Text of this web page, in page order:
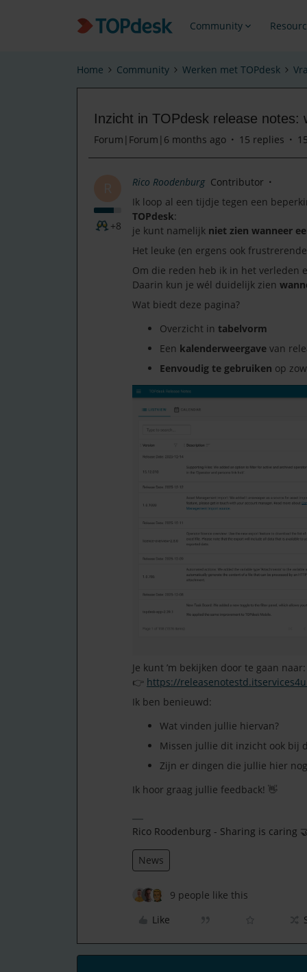
Community
Home Community Werken met TOPdesk
Inzicht in TOPdesk release notes:
Forum|Forum|6 months ago 15 replies
+8
Rico Roodenburg Contributor
Ik loop al een tijdje tegen een
TOPdesk:
je kunt namelijk niet zien wanneer
Het leuke (en ergens ook
Om die reden heb ik in het verleden
Daarin kun je wél duidelijk zien
Wat biedt deze pagina?
Overzicht in tabelvorm
Een kalenderweergave van
Eenvoudig te gebruiken op
Je kunt ’m bekijken door te gaan naar:
👉 https://
Ik ben benieuwd:
Wat vinden jullie hiervan?
Missen jullie dit inzicht ook bij
Zijn er dingen die jullie hier
Ik hoor graag jullie feedback! 👋
Rico Roodenburg - Sharing is caring
News
9 people like this
Like